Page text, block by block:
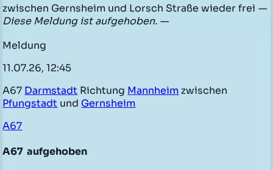
zwischen Gernsheim und Lorsch Straße wieder frei —
Diese Meldung ist aufgehoben. —
Meldung
11.07.26, 12:45
A67 Darmstadt Richtung Mannheim zwischen
Pfungstadt und Gernsheim
A67
A67 aufgehoben